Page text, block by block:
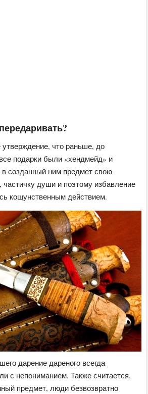
что раньше, до
подарки были «хендмейд» и
созданный ним предмет свою
частичку души и поэтому избавление
кощунственным действием.
дарение дареного всегда
с непониманием. Также считается,
предмет, люди безвозвратно